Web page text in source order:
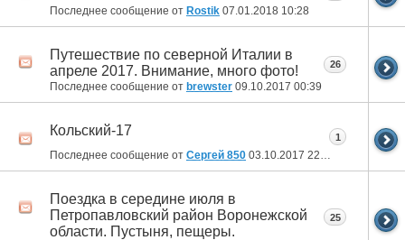
Последнее сообщение от Rostik 07.01.2018 10:28
Путешествие по северной Италии в
апреле 2017. Внимание, много фото!
Последнее сообщение от brewster 09.10.2017 00:39
26
Кольский-17
Последнее сообщение от Сергей 850 03.10.2017 22:13
1
Поездка в середине июля в
Петропавловский район Воронежской
области. Пустыня, пещеры.
25